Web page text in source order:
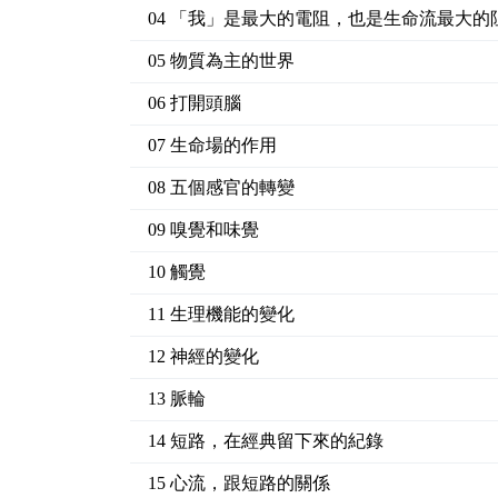
04 「我」是最大的電阻，也是生命流最大的
05 物質為主的世界
06 打開頭腦
07 生命場的作用
08 五個感官的轉變
09 嗅覺和味覺
10 觸覺
11 生理機能的變化
12 神經的變化
13 脈輪
14 短路，在經典留下來的紀錄
15 心流，跟短路的關係